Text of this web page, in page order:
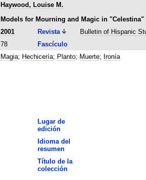
Haywood, Louise M.
Models for Mourning and Magic in "Celestina"
2001 Revista
Bulletin of Hispanic
78
Fascículo
Magia; Hechicería; Planto; Muerte; Ironía
Lugar de
edición
Idioma del
resumen
Título de la
colección